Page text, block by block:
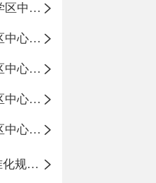
高青县黑里寨学区中心小学
高青县花沟学区中心小学
高青县木李学区中心小学
高青县芦湖学区中心小学
高青县唐坊学区中心小学
基层政务公开标准化规范化